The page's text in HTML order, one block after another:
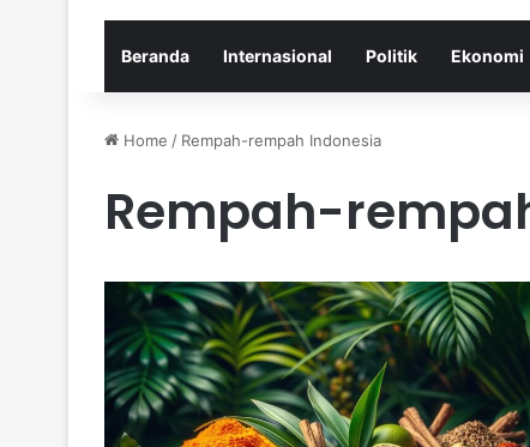
Beranda Internasional Politik Ekonomi
Home / Rempah-rempah Indonesia
Rempah-